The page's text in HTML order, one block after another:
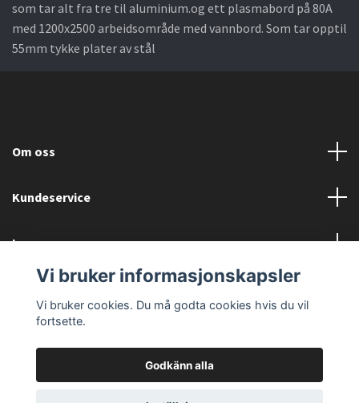
som tar alt fra tre til aluminium.og ett plasmabord på 80A
med 1200x2500 arbeidsområde med vannbord. Som tar opptil
55mm tykke plater av stål
Om oss
Kundeservice
Les mer
Sociala medier
Vi bruker informasjonskapsler
Vi bruker cookies. Du må godta cookies hvis du vil
fortsette.
Godkänn alla